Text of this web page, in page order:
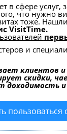
в сфере
что нужно
тоже.
VisitTime.
и
клиентов
скидки,
доходимость
пользоваться